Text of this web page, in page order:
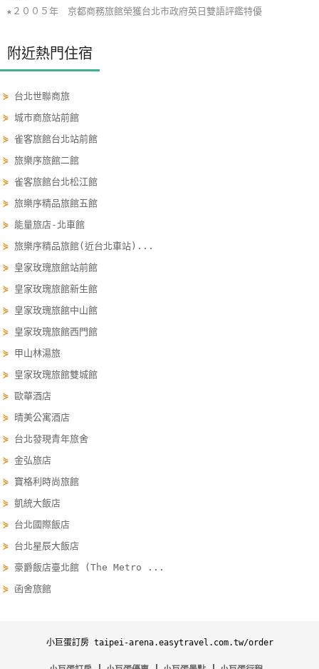
線
上
服
紅
利
查
詢
訂
房
國
旅
訂
房
請
款
收
據
合
作
提
案
★２００５年 京都商務旅館榮獲台北市政府英日雙語評鑑特優
附近熱門住宿
⋟ 台北世聯商旅
⋟城市商旅站前館
⋟雀客旅館台北站前館
⋟旅樂序旅館二館
⋟雀客旅館台北松江館
⋟旅樂序精品旅館五館
⋟ 能量旅店-北車館
⋟旅樂序精品旅館(近台北車站)...
⋟ 皇家玫瑰旅館站前館
⋟ 皇家玫瑰旅館新生館
⋟ 皇家玫瑰旅館中山館
⋟ 皇家玫瑰旅館西門館
⋟ 甲山林湯旅
⋟ 皇家玫瑰旅館雙城館
⋟歐華酒店
⋟
晴美公寓酒店
⋟ 台北發現青年旅舍
⋟金弘旅店
⋟ 寶格利時尚旅館
⋟凱統大飯店
⋟ 台北國際飯店
⋟ 台北星辰大飯店
⋟豪爵飯店臺北館 (The Metro ...
⋟ 函舍旅館
小巨蛋訂房 taipei-arena.easytravel.com.tw/order